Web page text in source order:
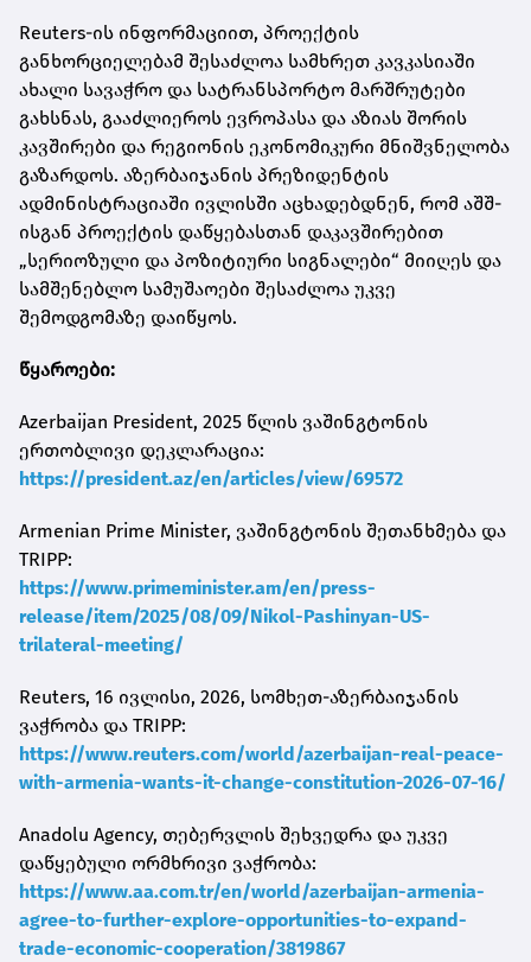
Reuters-ის ინფორმაციით, პროექტის
განხორციელებამ შესაძლოა სამხრეთ კავკასიაში
ახალი სავაჭრო და სატრანსპორტო მარშრუტები
გახსნას, გააძლიეროს ევროპასა და აზიას შორის
კავშირები და რეგიონის ეკონომიკური მნიშვნელობა
გაზარდოს. აზერბაიჯანის პრეზიდენტის
ადმინისტრაციაში ივლისში აცხადებდნენ, რომ აშშ-
ისგან პროექტის დაწყებასთან დაკავშირებით
„სერიოზული და პოზიტიური სიგნალები“ მიიღეს და
სამშენებლო სამუშაოები შესაძლოა უკვე
შემოდგომაზე დაიწყოს.
წყაროები:
Azerbaijan President, 2025 წლის ვაშინგტონის
ერთობლივი დეკლარაცია:
https://president.az/en/articles/view/69572
Armenian Prime Minister, ვაშინგტონის შეთანხმება და
TRIPP:
https://www.primeminister.am/en/press-
release/item/2025/08/09/Nikol-Pashinyan-US-
trilateral-meeting/
Reuters, 16 ივლისი, 2026, სომხეთ-აზერბაიჯანის
ვაჭრობა და TRIPP:
https://www.reuters.com/world/azerbaijan-real-peace-
with-armenia-wants-it-change-constitution-2026-07-16/
Anadolu Agency, თებერვლის შეხვედრა და უკვე
დაწყებული ორმხრივი ვაჭრობა:
https://www.aa.com.tr/en/world/azerbaijan-armenia-
agree-to-further-explore-opportunities-to-expand-
trade-economic-cooperation/3819867